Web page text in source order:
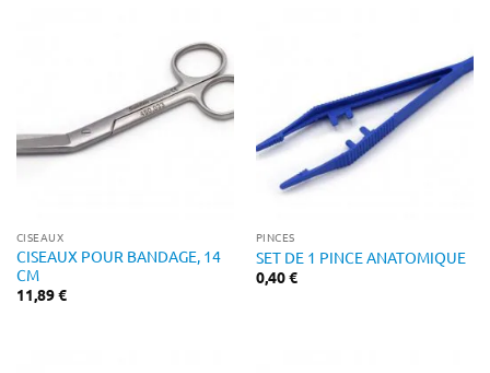
CISEAUX
CISEAUX POUR BANDAGE, 14
CM
11,89€
PINCES
SET DE 1 PINCE ANATOMIQUE
0,40€